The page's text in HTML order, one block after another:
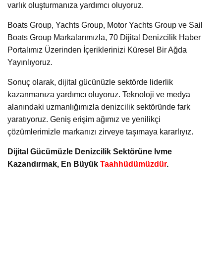
varlık oluşturmanıza yardımcı oluyoruz.
Boats Group, Yachts Group, Motor Yachts Group ve Sail
Boats Group Markalarımızla, 70 Dijital Denizcilik Haber
Portalımız Üzerinden İçeriklerinizi Küresel Bir Ağda
Yayınlıyoruz.
Sonuç olarak, dijital gücünüzle sektörde liderlik
kazanmanıza yardımcı oluyoruz. Teknoloji ve medya
alanındaki uzmanlığımızla denizcilik sektöründe fark
yaratıyoruz. Geniş erişim ağımız ve yenilikçi
çözümlerimizle markanızı zirveye taşımaya kararlıyız.
Dijital Gücümüzle Denizcilik Sektörüne Ivme
Kazandırmak, En Büyük Taahhüdümüzdür.